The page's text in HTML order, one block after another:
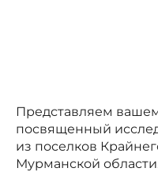
Представляем
посвященный
из поселков
Мурманской